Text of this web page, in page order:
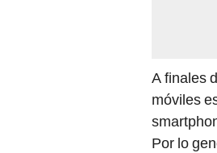
A finales
móviles
Por lo